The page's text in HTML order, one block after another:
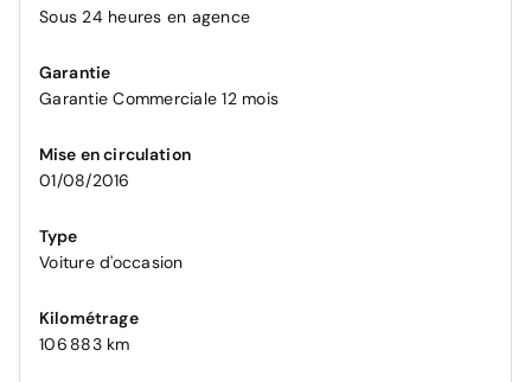
Sous 24 heures en agence
Garantie
Garantie Commerciale 12 mois
Mise en circulation
01/08/2016
Type
Voiture d'occasion
Kilométrage
106 883 km